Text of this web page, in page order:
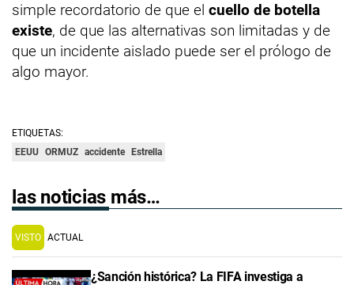
simple recordatorio de que el cuello de botella
existe, de que las alternativas son limitadas y de
que un incidente aislado puede ser el prólogo de
algo mayor.
ETIQUETAS:
EEUU ORMUZ accidente Estrella
las noticias más…
VISTO ACTUAL
¿Sanción histórica? La FIFA investiga a